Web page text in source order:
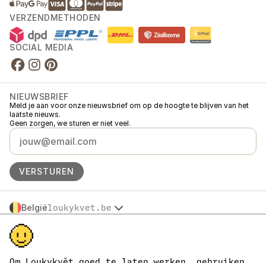
VERZENDMETHODEN
SOCIAL MEDIA
NIEUWSBRIEF
Meld je aan voor onze nieuwsbrief om op de hoogte te blijven van het
laatste nieuws.
Geen zorgen, we sturen er niet veel.
VERSTUREN
Belgiëloukykvet.be
Slovensko
Polska
Österreich
© 2016 →
Loukykvět s.r.o. staat ingeschreven in het handelsregister van de
We zijn aangesloten bij het EKO-KOM-systeem onder nummer